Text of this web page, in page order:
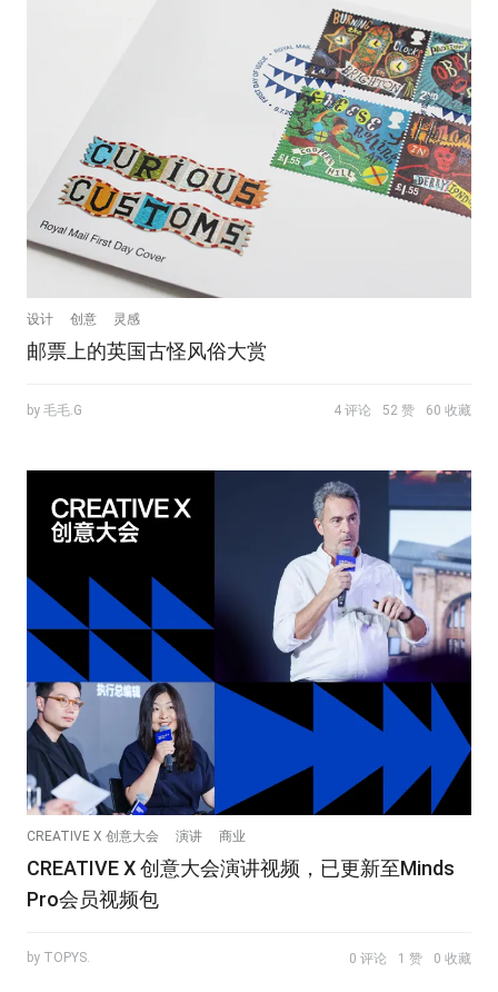
设计 创意 灵感
邮票上的英国古怪风俗大赏
by 毛毛.G 4 评论 52 赞 60 收藏
CREATIVE X 创意大会 演讲 商业
CREATIVE X 创意大会演讲视频，已更新至Minds
Pro会员视频包
by TOPYS. 0 评论 1 赞 0 收藏